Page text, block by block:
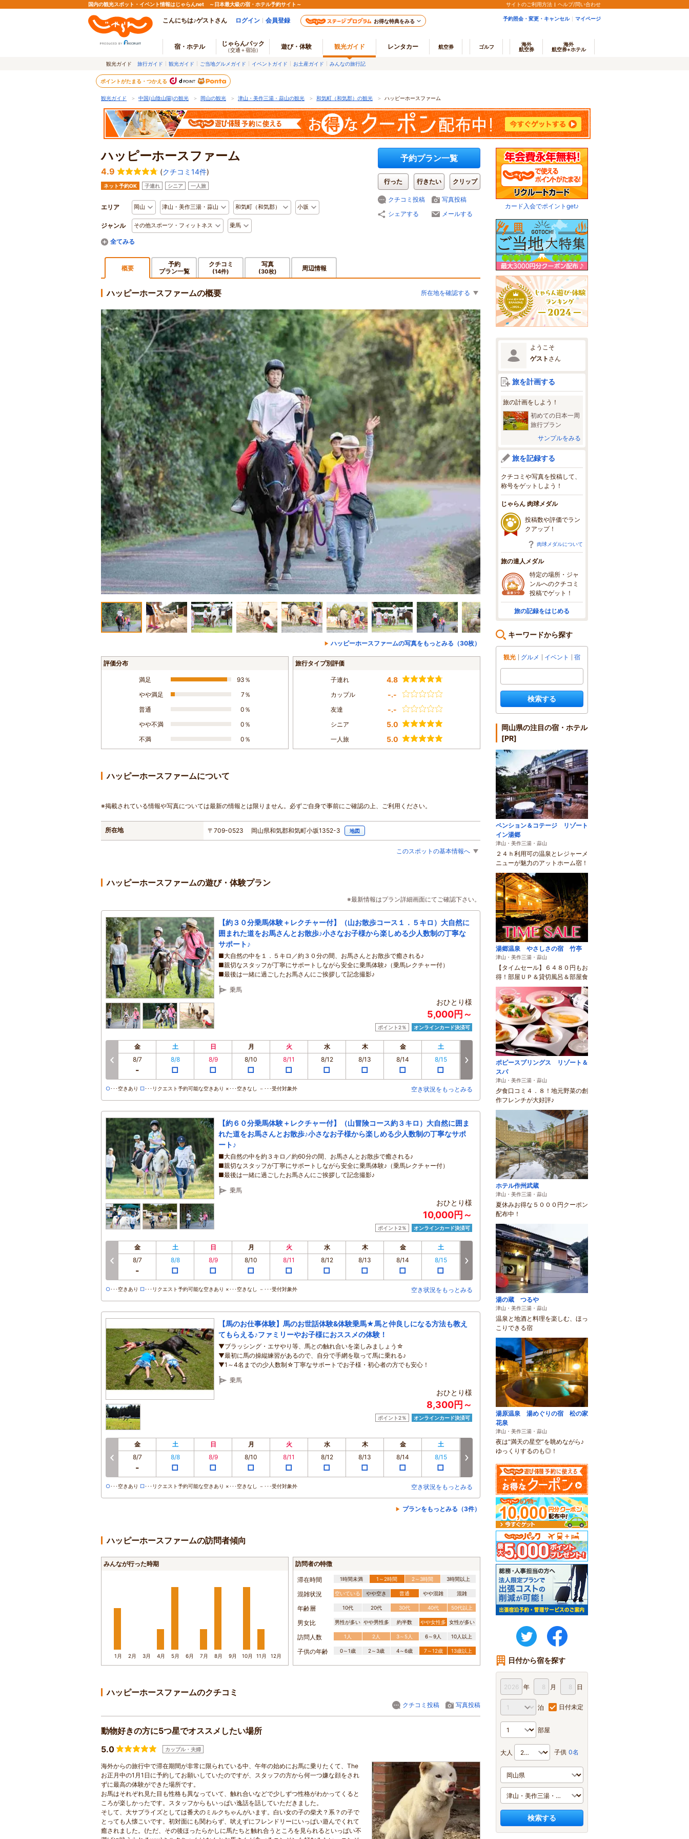
国内の観光スポット・イベント情報はじゃらんnet ～日本最大級の宿・ホテル予約サイト～ サイトのご利用方法 ヘルプ/問い合わせ
こんにちは♪ゲストさん ログイン 会員登録 お得な特典をみる 予約照会・変更・キャンセル マイページ
宿・ホテル じゃらんパック
（交通＋宿泊） 遊び・体験 観光ガイド レンタカー 航空券 ゴルフ
海外
航空券
海外
航空券+ホテル
観光ガイド 旅行ガイド 観光ガイド ご当地グルメガイド イベントガイド お土産ガイド みんなの旅行記
ポイントがたまる・つかえる
観光ガイド ＞ 中国(山陰山陽)の観光 ＞ 岡山の観光 ＞ 津山・美作三湯・蒜山の観光 ＞ 和気町（和気郡）の観光 ＞ ハッピーホースファーム
ハッピーホースファーム
4.9 (クチコミ14件)
ネット予約OK 子連れ シニア 一人旅
エリア 岡山 津山・美作三湯・蒜山 和気町（和気郡） 小坂
ジャンル その他スポーツ・フィットネス 乗馬
予約プラン一覧
行った 行きたい クリップ
クチコミ投稿
写真投稿
シェアする
メールする
概要
予約
プラン一覧
クチコミ
(14件)
写真
(30枚) 周辺情報
ハッピーホースファームの概要 所在地を確認する
ハッピーホースファームの写真をもっとみる（30枚）
評価分布
満足
93％
やや満足
7％
普通
0％
やや不満
0％
不満
0％
旅行タイプ別評価
子連れ 4.8
カップル -.-
友達 -.-
シニア 5.0
一人旅 5.0
ハッピーホースファームについて
※掲載されている情報や写真については最新の情報とは限りません。必ずご自身で事前にご確認の上、ご利用ください。
所在地 〒709-0523 岡山県和気郡和気町小坂1352-3 地図
このスポットの基本情報へ
ハッピーホースファームの遊び・体験プラン
※最新情報はプラン詳細画面にてご確認下さい。
【約３０分乗馬体験＋レクチャー付】（山お散歩コース１．５キロ）大自然に
囲まれた道をお馬さんとお散歩♪小さなお子様から楽しめる少人数制の丁寧な
サポート♪
■大自然の中を１．５キロ／約３０分の間、お馬さんとお散歩で癒される♪
■親切なスタッフが丁寧にサポートしながら安全に乗馬体験♪（乗馬レクチャー付）
■最後は一緒に過ごしたお馬さんにご挨拶して記念撮影♪
乗馬
おひとり様
5,000円～
ポイント2％ オンラインカード決済可
金 土 日 月 火 水 木 金 土 月 火
8/7
-
8/8
□
8/9
□
8/10
□
8/11
□
8/12
□
8/13
□
8/14
□
8/15
□
8/17 8/18
○･･･空きあり □･･･リクエスト予約可能な空きあり ×･･･空きなし －･･･受付対象外 空き状況をもっとみる
【約６０分乗馬体験＋レクチャー付】（山冒険コース約３キロ）大自然に囲ま
れた道をお馬さんとお散歩♪小さなお子様から楽しめる少人数制の丁寧なサポ
ート♪
■大自然の中を約３キロ／約60分の間、お馬さんとお散歩で癒される♪
■親切なスタッフが丁寧にサポートしながら安全に乗馬体験♪（乗馬レクチャー付）
■最後は一緒に過ごしたお馬さんにご挨拶して記念撮影♪
乗馬
おひとり様
10,000円～
ポイント2％ オンラインカード決済可
金 土 日 月 火 水 木 金 土 月 火
8/7
-
8/8
□
8/9
□
8/10
□
8/11
□
8/12
□
8/13
□
8/14
□
8/15
□
8/17
□
8/18
□
8/19
○･･･空きあり □･･･リクエスト予約可能な空きあり ×･･･空きなし －･･･受付対象外 空き状況をもっとみる
【馬のお仕事体験】馬のお世話体験&体験乗馬★馬と仲良しになる方法も教え
てもらえる♪ファミリーやお子様におススメの体験！
▼ブラッシング・エサやり等、馬との触れ合いを楽しみましょう☆
▼最初に馬の操縦練習があるので、自分で手網を取って馬に乗れる♪
▼1～4名までの少人数制☆丁寧なサポートでお子様・初心者の方でも安心！
乗馬
おひとり様
8,300円～
ポイント2％ オンラインカード決済可
金 土 日 月 火 水 木 金 土 月 火
8/7
-
8/8
□
8/9
□
8/10
□
8/11
□
8/12
□
8/13
□
8/14
□
8/15
□ □ □
○･･･空きあり □･･･リクエスト予約可能な空きあり ×･･･空きなし －･･･受付対象外 空き状況をもっとみる
プランをもっとみる（3件）
ハッピーホースファームの訪問者傾向
みんなが行った時期
1月 2月 3月 4月 5月 6月 7月 8月 9月 10月 11月 12月
訪問者の特徴
滞在時間 1時間未満 1～2時間 2～3時間 3時間以上
混雑状況 空いている やや空き 普通 やや混雑 混雑
年齢層 10代 20代 30代 40代 50代以上
男女比 男性が多い やや男性多 約半数 やや女性多 女性が多い
訪問人数 1人 2人 3～5人 6～9人 10人以上
子供の年齢 0～1歳 2～3歳 4～6歳 7～12歳 13歳以上
ハッピーホースファームのクチコミ
クチコミ投稿 写真投稿
動物好きの方に5つ星でオススメしたい場所
5.0
カップル・夫婦
海外からの旅行中で滞在期間が非常に限られている中、午年の始めにお馬に乗りたくて、The
お正月中の1月1日に予約してお願いしていたのですが、スタッフの方から何一つ嫌な顔をされ
ずに最高の体験ができた場所です。
お馬はそれぞれ見た目も性格も異なっていて、触れ合いなどで少しずつ性格がわかってくると
ころが楽しかったです。スタッフからもいっぱい逸話を話していただきました。
そして、大サプライズとしては番犬のミルクちゃんがいます。白い女の子の柴犬？系？の子で
とっても人懐こいです。初対面にも関わらず、吠えずにフレンドリーにいっぱい遊んでくれて
癒されました。(ただ、その後ほったらかしに馬たちと触れ合うところを見られるといっぱい不
カード入会でポイントget♪
ようこそ
ゲスト さん
旅を計画する
旅の計画をしよう！
初めての日本一周
旅行プラン
サンプルをみる
旅を記録する
クチコミや写真を投稿して、
称号をゲットしよう！
じゃらん 肉球メダル
投稿数や評価でラン
クアップ！
肉球メダルについて
旅の達人メダル
特定の場所・ジャ
ンルへのクチコミ
投稿でゲット！
旅の記録をはじめる
キーワードから探す
観光 グルメ イベント 宿
検索する
岡山県の注目の宿・ホテル
[PR]
ペンション＆コテージ リゾート
イン湯郷
津山・美作三湯・蒜山
２４ｈ利用可の温泉とレジャーメ
ニューが魅力のアットホーム宿！
湯郷温泉 やさしさの宿 竹亭
津山・美作三湯・蒜山
【タイムセール】６４８０円もお
得！部屋ＵＰ＆貸切風呂＆部屋食
ポピースプリングス リゾート＆
スパ
津山・美作三湯・蒜山
夕食口コミ４．８！地元野菜の創
作フレンチが大好評♪
ホテル作州武蔵
津山・美作三湯・蒜山
夏休みお得な５０００円クーポン
配布中！
湯の蔵 つるや
津山・美作三湯・蒜山
温泉と地酒と料理を楽しむ、ほっ
こりできる宿
湯原温泉 湯めぐりの宿 松の家
花泉
津山・美作三湯・蒜山
夜は“満天の星空”を眺めながら♪
ゆっくりするのも◎！
twitter
日付から宿を探す
年 月 日
泊 日付未定
部屋
大人 子供 0名
検索する